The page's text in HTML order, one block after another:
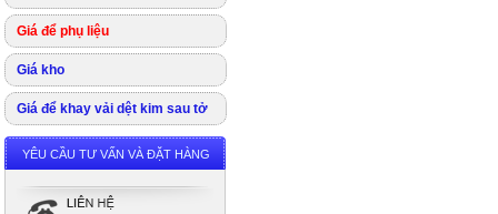
Giá để phụ liệu
Giá kho
Giá để khay vải dệt kim sau tở
YÊU CẦU TƯ VẤN VÀ ĐẶT HÀNG